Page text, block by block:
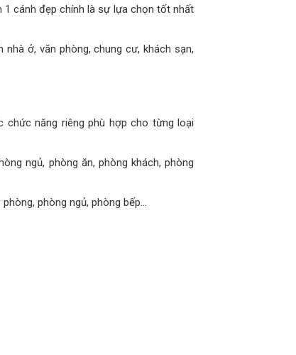
1 cánh đẹp chính là sự lựa chọn tốt nhất
ở, văn phòng, chung cư, khách sạn,
năng riêng phù hợp cho từng loại
ngủ, phòng ăn, phòng khách, phòng
phòng ngủ, phòng bếp…